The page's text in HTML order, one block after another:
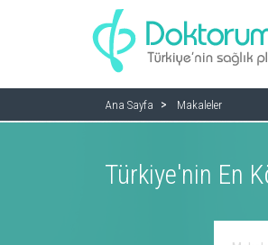
Ana Sayfa Makaleler
Türkiye'nin En